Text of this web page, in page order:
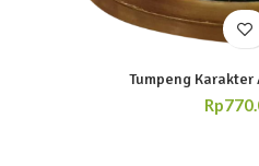
Tumpeng Karakter
Rp